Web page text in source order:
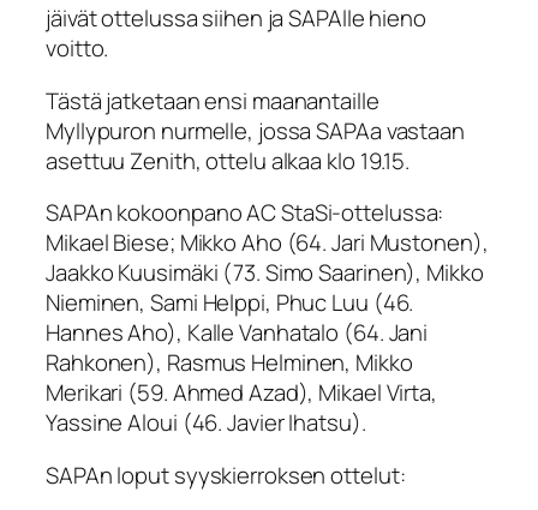
jäivät ottelussa siihen ja SAPAlle hieno
voitto.
Tästä jatketaan ensi maanantaille
Myllypuron nurmelle, jossa SAPAa vastaan
asettuu Zenith, ottelu alkaa klo 19.15.
SAPAn kokoonpano AC StaSi-ottelussa:
Mikael Biese; Mikko Aho (64. Jari Mustonen),
Jaakko Kuusimäki (73. Simo Saarinen), Mikko
Nieminen, Sami Helppi, Phuc Luu (46.
Hannes Aho), Kalle Vanhatalo (64. Jani
Rahkonen), Rasmus Helminen, Mikko
Merikari (59. Ahmed Azad), Mikael Virta,
Yassine Aloui (46. Javier Ihatsu).
SAPAn loput syyskierroksen ottelut: